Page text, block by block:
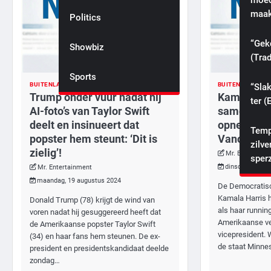
Politics
Showbiz
Sports
Misdaad
Politiek
Sport
ter
BUITENLAND
Trump onder vuur nadat hij
AI-foto’s van Taylor Swift
deelt en insinueert dat
popster hem steunt: ‘Dit is
zielig’!
Mr. Entertainment
maandag, 19 augustus 2024
Donald Trump (78) krijgt de wind van
voren nadat hij gesuggereerd heeft dat
de Amerikaanse popster Taylor Swift
(34) en haar fans hem steunen. De ex-
president en presidentskandidaat deelde
zondag…
BUITENLAND
Kamala
samen
opnemen
Vance!
Mr.
dinsdag, 6
De
Kamala Harris
als haar
Amerikaanse
vicepresident.
de staat